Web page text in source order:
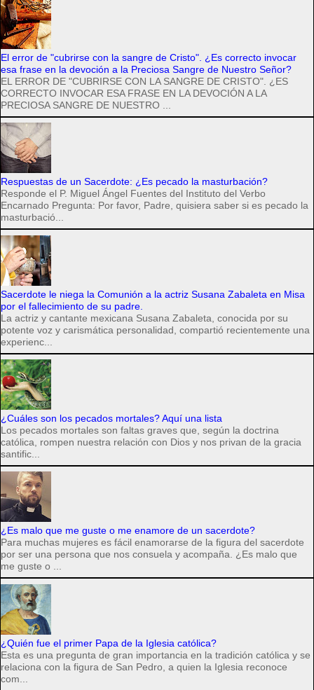
El error de "cubrirse con la sangre de Cristo". ¿Es correcto invocar
esa frase en la devoción a la Preciosa Sangre de Nuestro Señor?
EL ERROR DE "CUBRIRSE CON LA SANGRE DE CRISTO". ¿ES
CORRECTO INVOCAR ESA FRASE EN LA DEVOCIÓN A LA
PRECIOSA SANGRE DE NUESTRO ...
Respuestas de un Sacerdote: ¿Es pecado la masturbación?
Responde el P. Miguel Ángel Fuentes del Instituto del Verbo
Encarnado Pregunta: Por favor, Padre, quisiera saber si es pecado la
masturbació...
Sacerdote le niega la Comunión a la actriz Susana Zabaleta en Misa
por el fallecimiento de su padre.
La actriz y cantante mexicana Susana Zabaleta, conocida por su
potente voz y carismática personalidad, compartió recientemente una
experienc...
¿Cuáles son los pecados mortales? Aquí una lista
Los pecados mortales son faltas graves que, según la doctrina
católica, rompen nuestra relación con Dios y nos privan de la gracia
santific...
¿Es malo que me guste o me enamore de un sacerdote?
Para muchas mujeres es fácil enamorarse de la figura del sacerdote
por ser una persona que nos consuela y acompaña. ¿Es malo que
me guste o ...
¿Quién fue el primer Papa de la Iglesia católica?
Esta es una pregunta de gran importancia en la tradición católica y se
relaciona con la figura de San Pedro, a quien la Iglesia reconoce
com...